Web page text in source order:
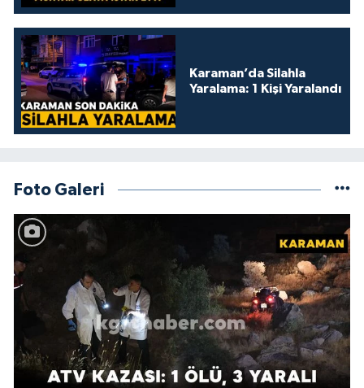
Karaman’da Silahla
Yaralama: 1 Kişi Yaralandı
Foto Galeri